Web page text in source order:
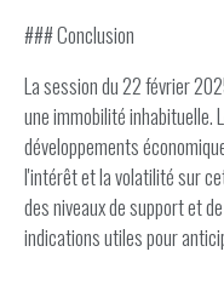
### Conclusion
La session du 22 février
une immobilité
développements
l'intérêt et la volatilité sur
des niveaux de support et
indications utiles pour